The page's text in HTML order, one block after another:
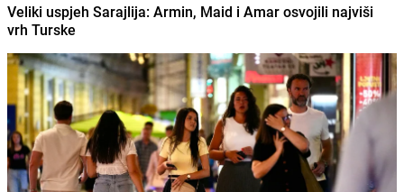
Veliki uspjeh Sarajlija: Armin, Maid i Amar osvojili najviši
vrh Turske